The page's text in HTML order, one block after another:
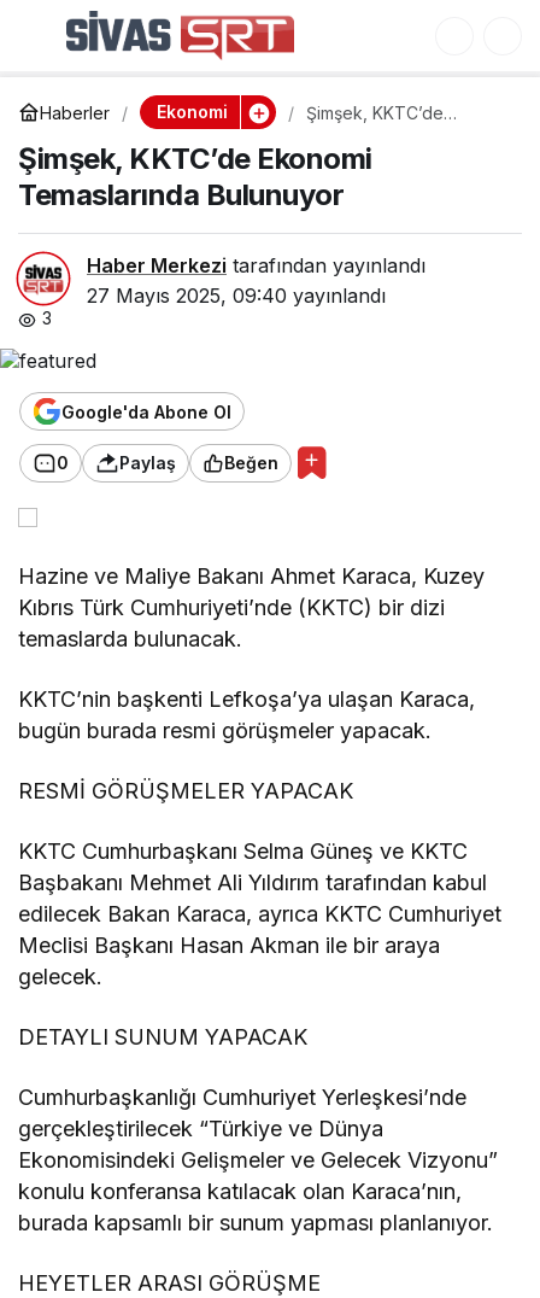
Haberler Ekonomi
Şimşek, KKTC’de
Bulunuyor
Şimşek, KKTC’de Ekonomi
Temaslarında Bulunuyor
Haber Merkezi tarafından yayınlandı
27 Mayıs 2025, 09:40 yayınlandı
3
Google'da Abone Ol
0 Paylaş Beğen
Hazine ve Maliye Bakanı Ahmet Karaca, Kuzey
Kıbrıs Türk Cumhuriyeti’nde (KKTC) bir dizi
temaslarda bulunacak.
KKTC’nin başkenti Lefkoşa’ya ulaşan Karaca,
bugün burada resmi görüşmeler yapacak.
RESMİ GÖRÜŞMELER YAPACAK
KKTC Cumhurbaşkanı Selma Güneş ve KKTC
Başbakanı Mehmet Ali Yıldırım tarafından kabul
edilecek Bakan Karaca, ayrıca KKTC Cumhuriyet
Meclisi Başkanı Hasan Akman ile bir araya
gelecek.
DETAYLI SUNUM YAPACAK
Cumhurbaşkanlığı Cumhuriyet Yerleşkesi’nde
gerçekleştirilecek “Türkiye ve Dünya
Ekonomisindeki Gelişmeler ve Gelecek Vizyonu”
konulu konferansa katılacak olan Karaca’nın,
burada kapsamlı bir sunum yapması planlanıyor.
HEYETLER ARASI GÖRÜŞME
İstanbul Havalimanı